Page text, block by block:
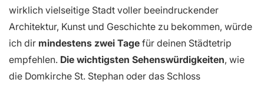
wirklich vielseitige Stadt voller beeindruckender
Architektur, Kunst und Geschichte zu bekommen, würde
ich dir mindestens zwei Tage für deinen Städtetrip
empfehlen. Die wichtigsten Sehenswürdigkeiten, wie
die Domkirche St. Stephan oder das Schloss